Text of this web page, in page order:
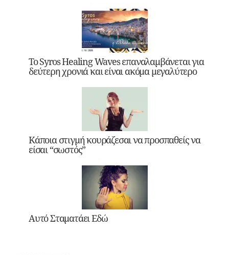
Το Syros Healing Waves επαναλαμβάνεται για
δεύτερη χρονιά και είναι ακόμα μεγαλύτερο
Κάποια στιγμή κουράζεσαι να προσπαθείς να
είσαι “σωστός”
Αυτό Σταματάει Εδώ